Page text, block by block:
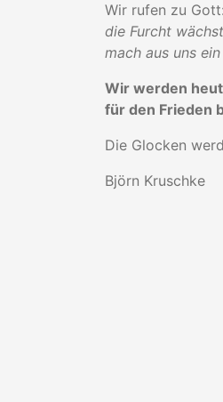
Wir rufen zu
die Furcht
mach aus uns
Wir werden
für den Frieden
Die Glocken
Björn Kruschke